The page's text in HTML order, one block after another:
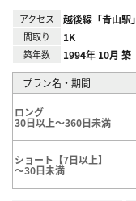
アクセス 越後線「青山駅」
間取り 1K
築年数 1994年 10月 築
プラン名・期間
ロング
30日以上～360日未満
ショート【7日以上】
～30日未満